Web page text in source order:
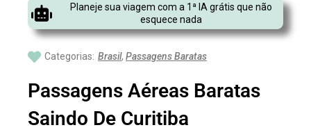
Planeje sua viagem com a 1ª IA grátis que não
esquece nada
Categorias: Brasil, Passagens Baratas
Passagens Aéreas Baratas
Saindo De Curitiba